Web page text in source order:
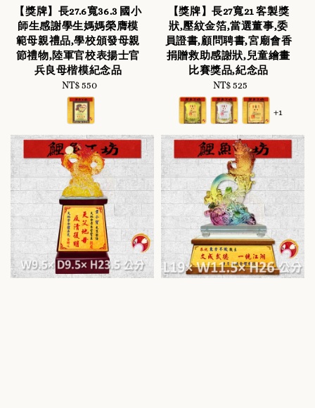
【獎牌】長27.6寬36.3 國小
師生感謝學生媽媽榮膺模
範母親禮品,學校頒發母親
節禮物,陸軍官校表揚士官
兵良母楷模紀念品
Regular
price
NT$ 550
【獎牌】長27寬21 客製獎
狀,壓紋金箔,當選董事,委
員證書,顧問聘書,宮廟會香
捐贈救助感謝狀,兒童繪畫
比賽獎品,紀念品
Regular
price
NT$ 525
+1